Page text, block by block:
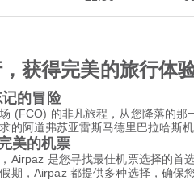
获得完美的旅行体
的冒险
(FCO) 的非凡旅程，从您降落的
的阿道弗苏亚雷斯马德里巴拉哈斯
美的机票
Airpaz 是您寻找最佳机票选择的首
期，Airpaz 都提供多种选择，确保